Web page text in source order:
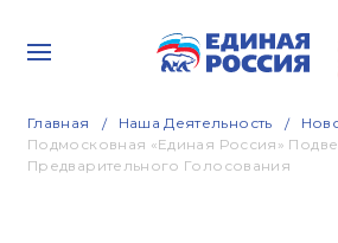
Главная Наша Деятельность
Подмосковная «Единая Россия»
Предварительного Голосования